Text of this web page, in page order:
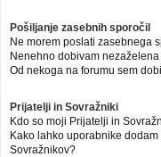
Pošiljanje zasebnih sporočil
Ne morem poslati zasebnega
Nenehno dobivam
Od nekoga na forumu sem
Prijatelji in Sovražniki
Kdo so moji Prijatelji in
Kako lahko uporabnike
Sovražnikov?